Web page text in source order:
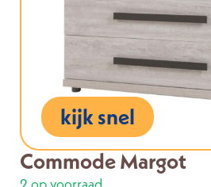
kijk snel
Commode Margot